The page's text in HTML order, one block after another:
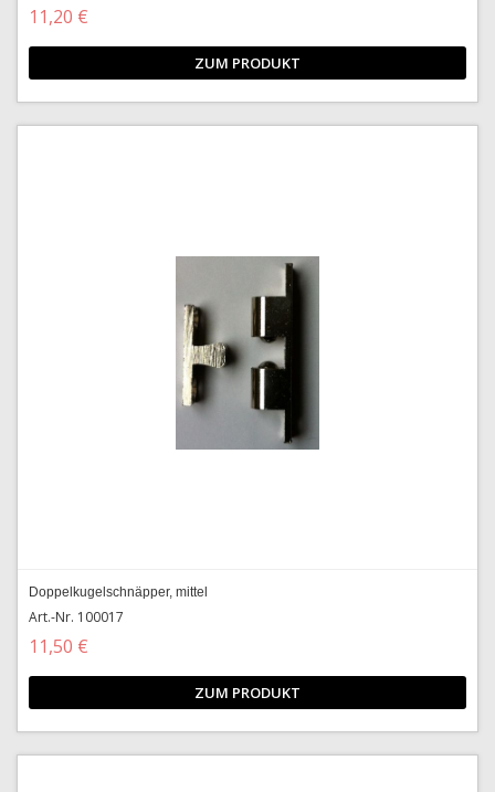
11,20 €
ZUM PRODUKT
Doppelkugelschnäpper, mittel
Art.-Nr. 100017
11,50 €
ZUM PRODUKT